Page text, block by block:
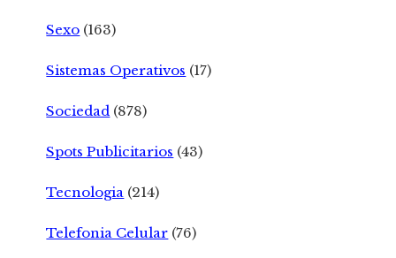
Sexo (163)
Sistemas Operativos (17)
Sociedad (878)
Spots Publicitarios (43)
Tecnologia (214)
Telefonia Celular (76)